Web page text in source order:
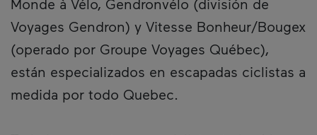
Monde à Vélo, Gendronvélo (división de
Voyages Gendron) y Vitesse Bonheur/Bougex
(operado por Groupe Voyages Québec),
están especializados en escapadas ciclistas a
medida por todo Quebec.